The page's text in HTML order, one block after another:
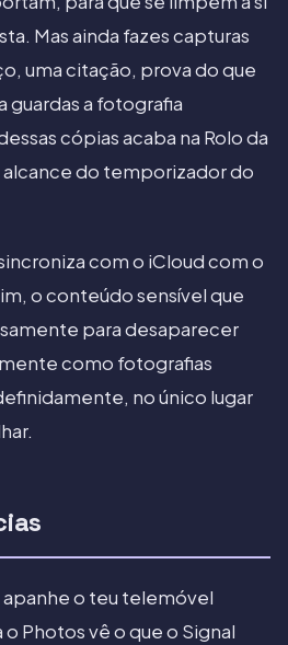
Mas ainda fazes capturas
uma citação, prova do que
guardas a fotografia
cópias acaba na Rolo da
do temporizador do
com o iCloud com o
o conteúdo sensível que
para desaparecer
como fotografias
no único lugar
o teu telemóvel
Photos vê o que o Signal